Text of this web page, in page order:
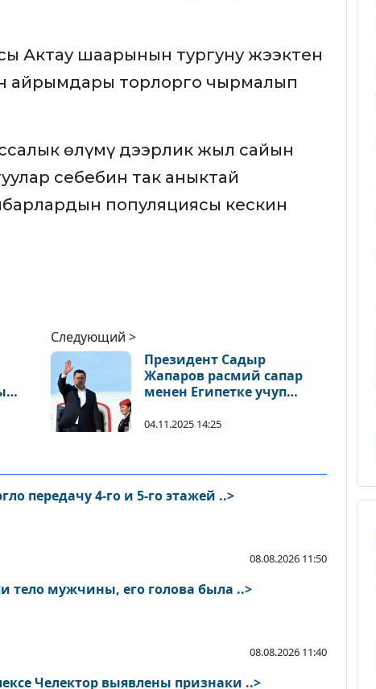
Актау шаарынын тургуну жээктен
айрымдары торлорго чырмалып
өлүмү дээрлик жыл сайын
себебин так аныктай
популяциясы кескин
Следующий >
Президент Садыр
Жапаров расмий сапар
менен Египетке учуп
04.11.2025 14:25
передачу 4-го и 5-го этажей ..>
08.08.2026 11:50
тело мужчины, его голова была ..>
08.08.2026 11:40
Челектор выявлены признаки ..>